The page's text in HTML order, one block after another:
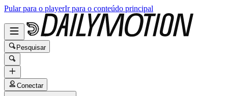
Pular para o playerIr para o conteúdo principal
Pesquisar
Conectar